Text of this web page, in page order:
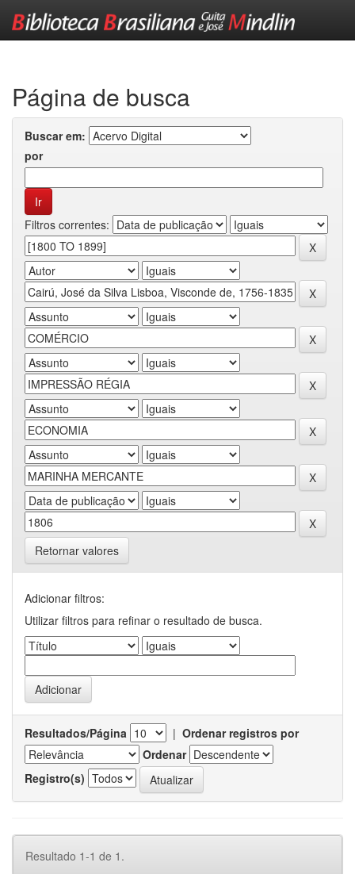
Página de busca
Buscar em:
por
Filtros correntes:
Retornar valores
Adicionar filtros:
Utilizar filtros para refinar o resultado de busca.
Resultados/Página | Ordenar registros por
Ordenar
Registro(s)
Resultado 1-1 de 1.